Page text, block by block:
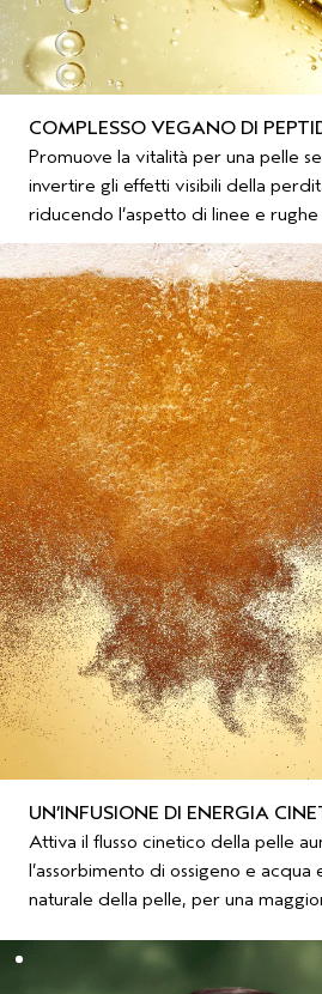
COMPLESSO VEGANO DI
Promuove la vitalità per una pelle
invertire gli effetti visibili della
riducendo l’aspetto di linee e
UN’INFUSIONE DI ENERGIA
Attiva il flusso cinetico della pelle
l’assorbimento di ossigeno e acqua
naturale della pelle, per una